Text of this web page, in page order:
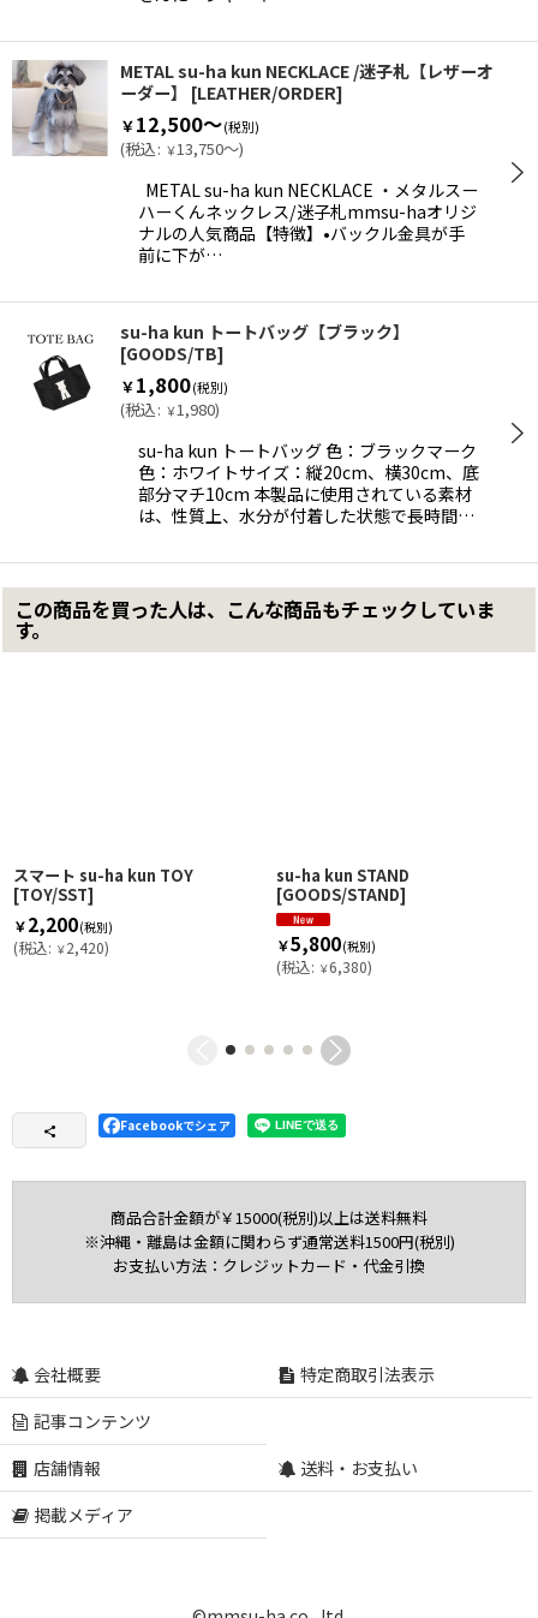
METAL su-ha kun NECKLACE /迷子札【レザーオ
ーダー】
[LEATHER/ORDER]
￥12,500～(税別)
(税込: ￥13,750～)
METAL su-ha kun NECKLACE ・メタルスー
ハーくんネックレス/迷子札mmsu-haオリジ
ナルの人気商品【特徴】•バックル金具が手
前に下が…
su-ha kun トートバッグ【ブラック】
[GOODS/TB]
￥1,800(税別)
(税込: ￥1,980)
su-ha kun トートバッグ 色：ブラックマーク
色：ホワイトサイズ：縦20cm、横30cm、底
部分マチ10cm 本製品に使用されている素材
は、性質上、水分が付着した状態で長時間…
この商品を買った人は、こんな商品もチェックしていま
す。
スマート su-ha kun TOY
[TOY/SST]
￥2,200(税別)
(税込: ￥2,420)
su-ha kun STAND
[GOODS/STAND]
￥5,800(税別)
(税込: ￥6,380)
Facebookでシェア
商品合計金額が￥15000(税別)以上は送料無料
※沖縄・離島は金額に関わらず通常送料1500円(税別)
お支払い方法：クレジットカード・代金引換
会社概要
特定商取引法表示
記事コンテンツ
店舗情報
送料・お支払い
掲載メディア